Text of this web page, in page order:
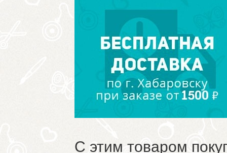
С этим товаром